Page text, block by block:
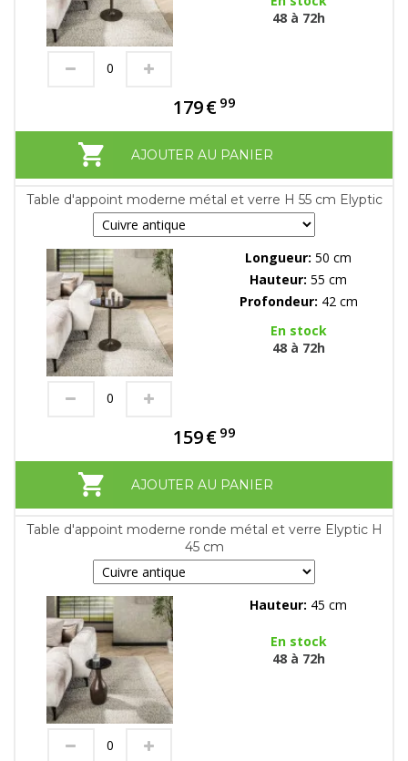
48 à 72h
179€ 99
AJOUTER AU PANIER
Table d'appoint moderne métal et verre H 55 cm Elyptic
Longueur: 50 cm
Hauteur: 55 cm
Profondeur: 42 cm
En stock
48 à 72h
159€ 99
AJOUTER AU PANIER
Table d'appoint moderne ronde métal et verre Elyptic H
45 cm
Hauteur: 45 cm
En stock
48 à 72h